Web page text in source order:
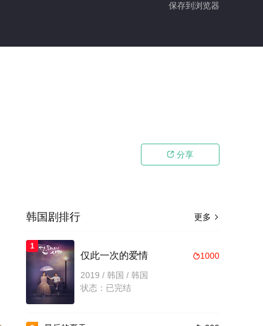
保存到浏览器
 分享
更多 
韩国剧排行
1
1000
仅此一次的爱情
2019 / 韩国 / 韩国
状态：已完结